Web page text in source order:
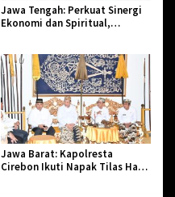
Jawa Tengah: Perkuat Sinergi
Ekonomi dan Spiritual,
Jawa Barat: Kapolresta
Cirebon Ikuti Napak Tilas Hari